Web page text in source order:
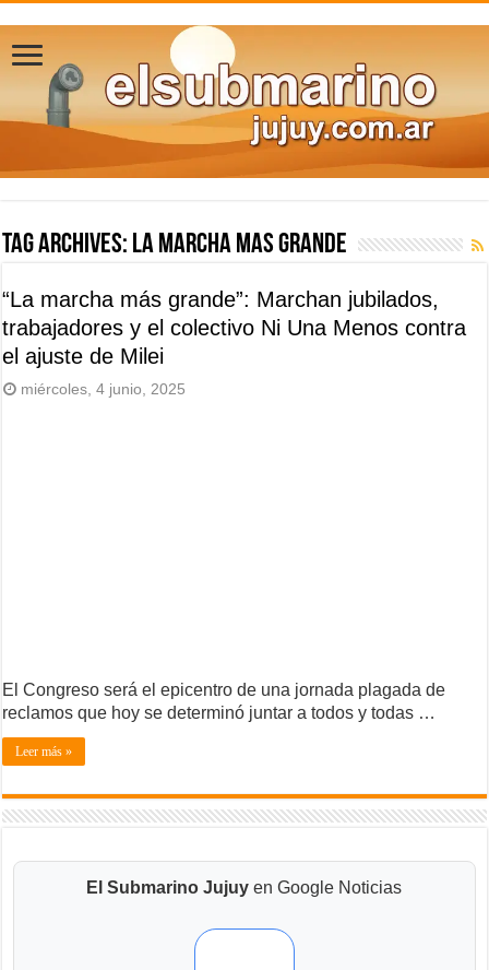
Tag Archives: la marcha mas grande
“La marcha más grande”: Marchan jubilados,
trabajadores y el colectivo Ni Una Menos contra
el ajuste de Milei
miércoles, 4 junio, 2025
El Congreso será el epicentro de una jornada plagada de
reclamos que hoy se determinó juntar a todos y todas …
Leer más »
El Submarino Jujuy en Google Noticias